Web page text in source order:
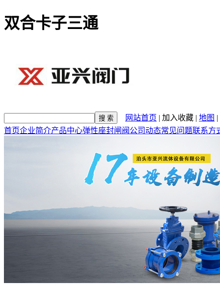
双合卡子三通
网站首页 | 加入收藏 | 地图 |
首页企业简介产品中心弹性座封闸阀 公司动态常见问题联系方